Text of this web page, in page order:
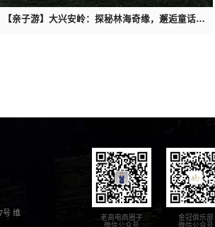
【亲子游】大兴安岭：探秘林海奇缘，邂逅童话秘
号 维
老高电商圈子
微信公众号
金冠俱乐部
微信公众号